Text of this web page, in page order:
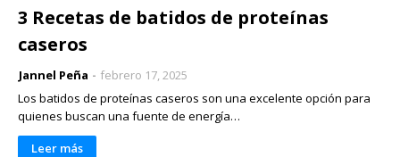
3 Recetas de batidos de proteínas
caseros
Jannel Peña
febrero 17, 2025
Los batidos de proteínas caseros son una excelente opción para
quienes buscan una fuente de energía…
Leer más